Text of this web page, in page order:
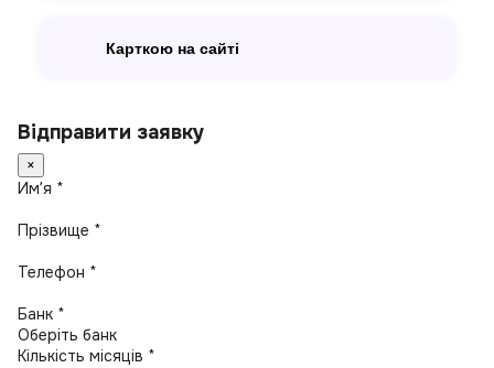
Карткою на сайті
Відправити заявку
×
Имʼя *
Прізвище *
Телефон *
Банк *
Кількість місяців *